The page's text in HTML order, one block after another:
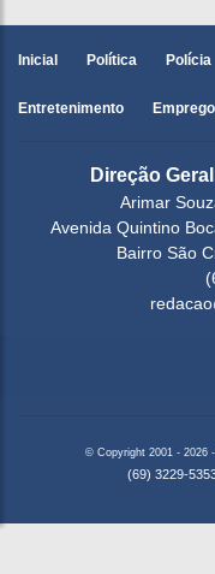
Inicial Política Polícia
Entretenimento Emprego
Direção
Arimar
Avenida Quintino
Bairro São
© Copyright 2001 - 2026
(69) 3229-